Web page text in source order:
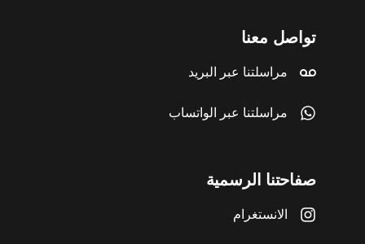
تواصل معنا
مراسلتنا عبر البريد
مراسلتنا عبر الواتساب
صفاحتنا الرسمية
الانستغرام